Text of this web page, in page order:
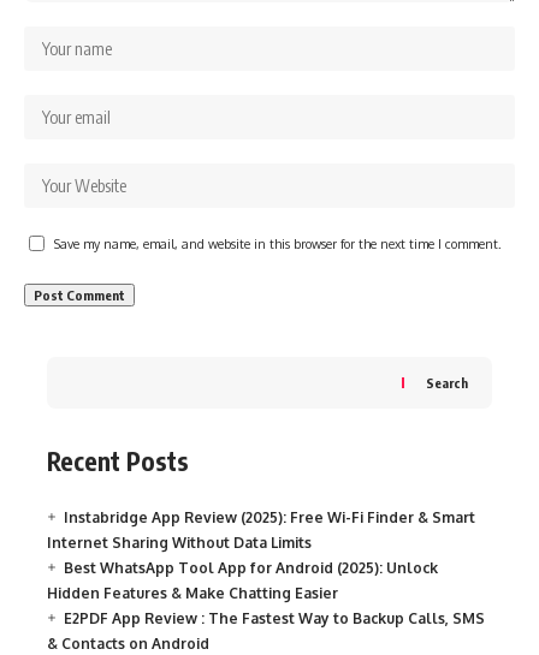
Save my name, email, and website in this browser for the next time I comment.
Search
Recent Posts
Instabridge App Review (2025): Free Wi-Fi Finder & Smart
Internet Sharing Without Data Limits
Best WhatsApp Tool App for Android (2025): Unlock
Hidden Features & Make Chatting Easier
E2PDF App Review : The Fastest Way to Backup Calls, SMS
& Contacts on Android